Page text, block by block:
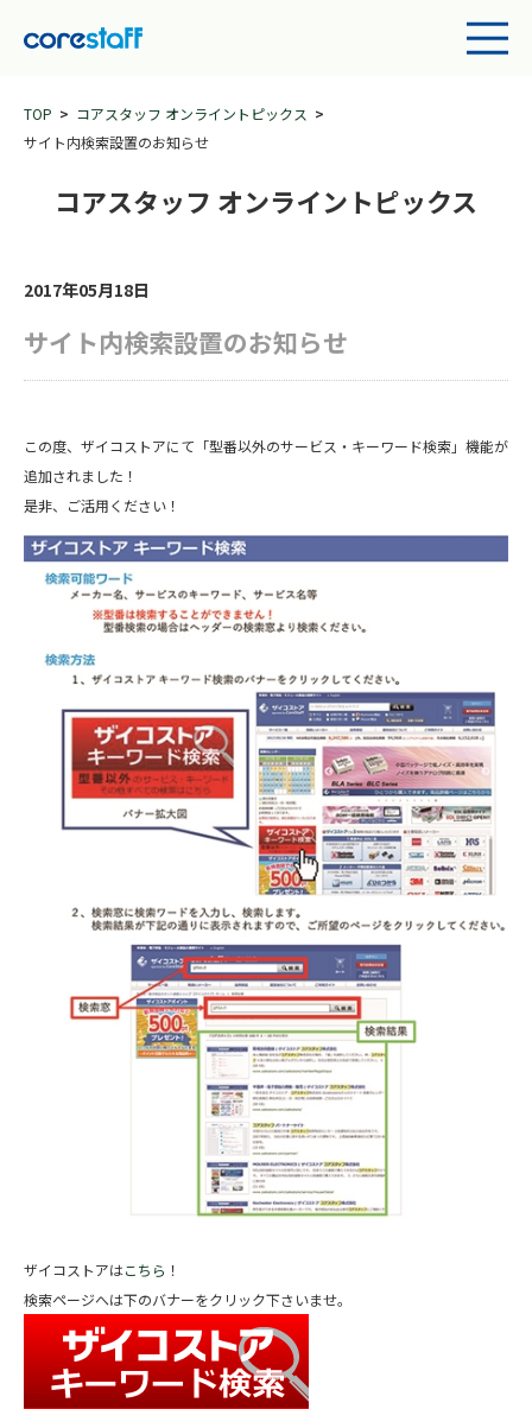
TOP
コアスタッフ オンライントピックス
サイト内検索設置のお知らせ
コアスタッフ オンライントピックス
2017年05月18日
サイト内検索設置のお知らせ
この度、ザイコストアにて「型番以外のサービス・キーワード検索」機能が
追加されました！
是非、ご活用ください！
ザイコストアはこちら ！
検索ページへは下のバナーをクリック下さいませ。